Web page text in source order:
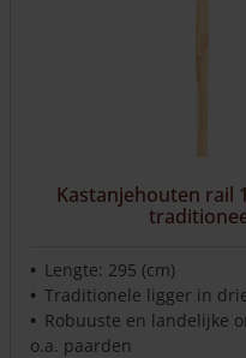
Kastanjehouten rail
Lengte: 295 (cm)
Traditionele ligger in
Robuuste en landelijke
o.a. paarden